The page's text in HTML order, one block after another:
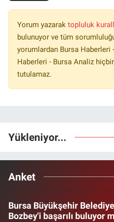
Yorum yazarak topluluk
bulunuyor ve tüm
yorumlardan Bursa Haberleri
Haberleri - Bursa Analiz
tutulamaz.
Yükleniyor...
Anket
Bursa Büyükşehir
Bozbey'i başarılı buluyor